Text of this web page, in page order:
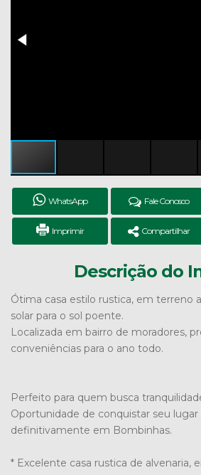
WhatsApp Fale Conosco
Imprimir Compartilhar
Descrição do
Ótima casa estilo rustica, em terreno
solar para o sol poente.
Localizada em bairro de moradores,
conveniências para o ano todo.
Perfeito para quem busca
Oportunidade de conquistar seu lugar
definitivamente em Bombinhas.
* Excelente casa rustica de alvenaria,